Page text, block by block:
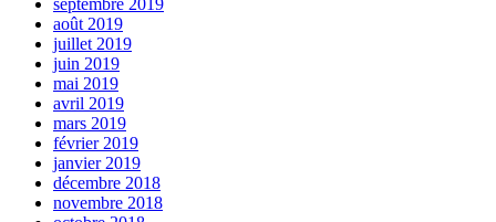
août 2019
juillet 2019
juin 2019
mai 2019
avril 2019
mars 2019
février 2019
janvier 2019
décembre 2018
novembre 2018